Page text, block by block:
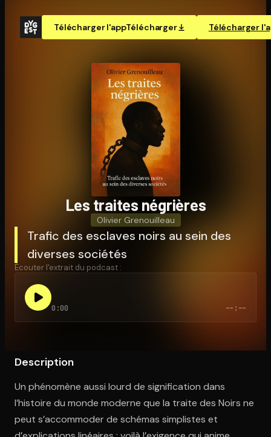
Télécharger l'appTélécharger Télécharger
Ouvre l'app Appareil photo, pointe sur le code. C'est gratuit à
Les traites négrières
Olivier Grenouilleau
Trafic des esclaves noirs au sein des
diverses sociétés
Écouter l'extrait du podcast :
0:00 --:--
Description
Un phénomène aussi lourd de signification dans
l’histoire du monde moderne que la traite des Noirs ne
peut s’accommoder de schémas simplistes et